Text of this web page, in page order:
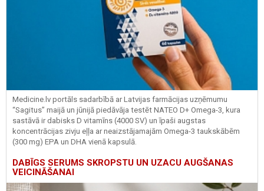
Medicine.lv portāls sadarbībā ar Latvijas farmācijas uzņēmumu
“Sagitus” maijā un jūnijā piedāvāja testēt NATEO D+ Omega-3, kura
sastāvā ir dabisks D vitamīns (4000 SV) un īpaši augstas
koncentrācijas zivju eļļa ar neaizstājamajām Omega-3 taukskābēm
(300 mg) EPA un DHA vienā kapsulā.
DABĪGS SERUMS SKROPSTU UN UZACU AUGŠANAS
VEICINĀŠANAI